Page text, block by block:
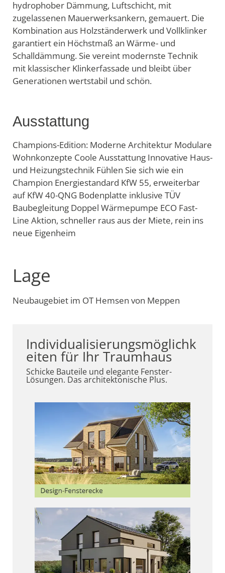
hydrophober Dämmung, Luftschicht, mit
zugelassenen Mauerwerksankern, gemauert. Die
Kombination aus Holzständerwerk und Vollklinker
garantiert ein Höchstmaß an Wärme- und
Schalldämmung. Sie vereint modernste Technik
mit klassischer Klinkerfassade und bleibt über
Generationen wertstabil und schön.
Ausstattung
Champions-Edition: Moderne Architektur Modulare
Wohnkonzepte Coole Ausstattung Innovative Haus-
und Heizungstechnik Fühlen Sie sich wie ein
Champion Energiestandard KfW 55, erweiterbar
auf KfW 40-QNG Bodenplatte inklusive TÜV
Baubegleitung Doppel Wärmepumpe ECO Fast-
Line Aktion, schneller raus aus der Miete, rein ins
neue Eigenheim
Lage
Neubaugebiet im OT Hemsen von Meppen
Individualisierungsmöglichk
eiten für Ihr Traumhaus
Schicke Bauteile und elegante Fenster-
Lösungen. Das architektonische Plus.